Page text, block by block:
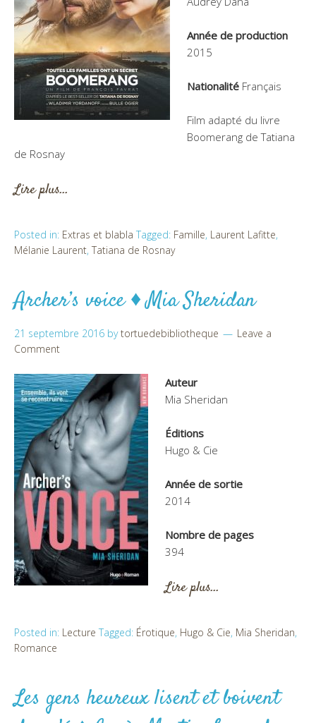
Année de production
2015
Nationalité Français
Film adapté du livre
Boomerang de Tatiana
de Rosnay
Lire plus…
Posted in: Extras et blabla Tagged: Famille, Laurent Lafitte,
Mélanie Laurent, Tatiana de Rosnay
Archer’s voice ♦ Mia Sheridan
21 septembre 2016 bytortuedebibliotheque
Leave a
Comment
Auteur
Mia Sheridan
Éditions
Hugo & Cie
Année de sortie
2014
Nombre de pages
394
Lire plus…
Posted in: Lecture Tagged: Érotique, Hugo & Cie, Mia Sheridan,
Romance
Les gens heureux lisent et boivent